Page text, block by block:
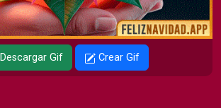
Descargar Gif Crear Gif